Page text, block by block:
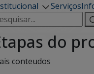
Serviços
do
conteudos